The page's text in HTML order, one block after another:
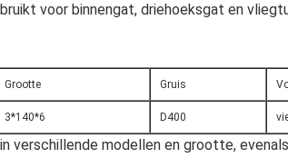
voor binnengat, driehoeksgat en
Grootte Gruis
3*140*6 D400
verschillende modellen en grootte,